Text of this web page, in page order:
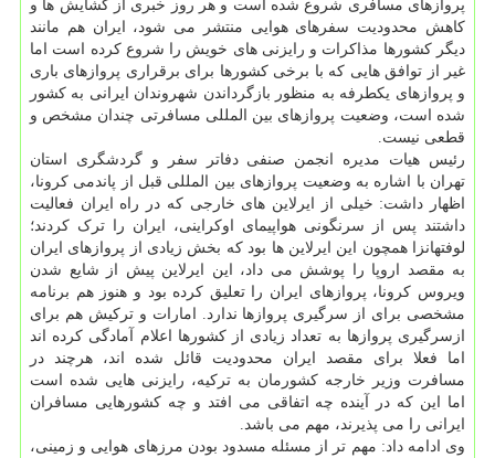
پروازهای مسافری شروع شده است و هر روز خبری از گشایش ها و
کاهش محدودیت سفرهای هوایی منتشر می شود، ایران هم مانند
دیگر کشورها مذاکرات و رایزنی های خویش را شروع کرده است اما
غیر از توافق هایی که با برخی کشورها برای برقراری پروازهای باری
و پروازهای یکطرفه به منظور بازگرداندن شهروندان ایرانی به کشور
شده است، وضعیت پروازهای بین المللی مسافرتی چندان مشخص و
قطعی نیست.
رئیس هیات مدیره انجمن صنفی دفاتر سفر و گردشگری استان
تهران با اشاره به وضعیت پروازهای بین المللی قبل از پاندمی کرونا،
اظهار داشت: خیلی از ایرلاین های خارجی که در راه ایران فعالیت
داشتند پس از سرنگونی هواپیمای اوکراینی، ایران را ترک کردند؛
لوفتهانزا همچون این ایرلاین ها بود که بخش زیادی از پروازهای ایران
به مقصد اروپا را پوشش می داد، این ایرلاین پیش از شایع شدن
ویروس کرونا، پروازهای ایران را تعلیق کرده بود و هنوز هم برنامه
مشخصی برای از سرگیری پروازها ندارد. امارات و ترکیش هم برای
ازسرگیری پروازها به تعداد زیادی از کشورها اعلام آمادگی کرده اند
اما فعلا برای مقصد ایران محدودیت قائل شده اند، هرچند در
مسافرت وزیر خارجه کشورمان به ترکیه، رایزنی هایی شده است
اما این که در آینده چه اتفاقی می افتد و چه کشورهایی مسافران
ایرانی را می پذیرند، مهم می باشد.
وی ادامه داد: مهم تر از مسئله مسدود بودن مرزهای هوایی و زمینی،